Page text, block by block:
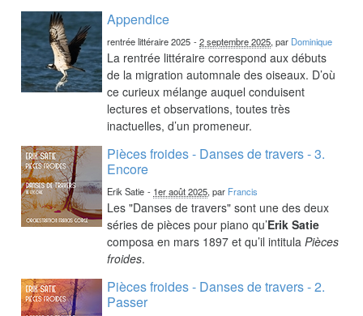
Appendice
rentrée littéraire 2025 -2 septembre 2025, par Dominique
La rentrée littéraire correspond aux débuts
de la migration automnale des oiseaux. D’où
ce curieux mélange auquel conduisent
lectures et observations, toutes très
inactuelles, d’un promeneur.
Pièces froides - Danses de travers - 3.
Encore
Erik Satie - 1er août 2025, par Francis
Les "Danses de travers" sont une des deux
séries de pièces pour piano qu’Erik Satie
composa en mars 1897 et qu’il intitulaPièces
froides.
Pièces froides - Danses de travers - 2.
Passer